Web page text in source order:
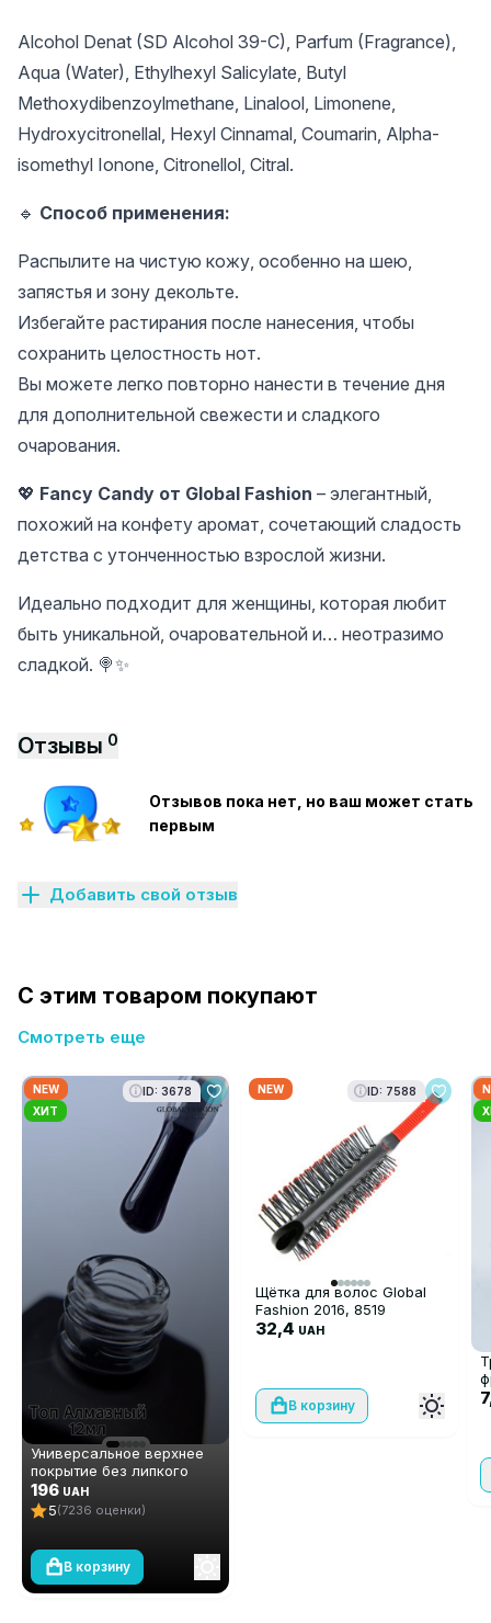
Alcohol Denat (SD Alcohol 39-C), Parfum (Fragrance),
Aqua (Water), Ethylhexyl Salicylate, Butyl
Methoxydibenzoylmethane, Linalool, Limonene,
Hydroxycitronellal, Hexyl Cinnamal, Coumarin, Alpha-
isomethyl Ionone, Citronellol, Citral.
🔹 Способ применения:
Распылите на чистую кожу, особенно на шею,
запястья и зону декольте.
Избегайте растирания после нанесения, чтобы
сохранить целостность нот.
Вы можете легко повторно нанести в течение дня
для дополнительной свежести и сладкого
очарования.
💖 Fancy Candy от Global Fashion – элегантный,
похожий на конфету аромат, сочетающий сладость
детства с утонченностью взрослой жизни.
Идеально подходит для женщины, которая любит
быть уникальной, очаровательной и… неотразимо
сладкой. 🍭✨
Отзывы 0
Отзывов пока нет, но ваш может стать
первым
Добавить свой отзыв
С этим товаром покупают
Смотреть еще
NEW
ХИТ
ID: 3678
Универсальное верхнее
покрытие без липкого
слоя (топ/финиш) Global
Fashion TOP-Алмазный, 12
мл
196 UAH
5(7236 оценки)
В корзину
NEW ID: 7588
Щётка для волос Global
Fashion 2016, 8519
32,4 UAH
В корзину